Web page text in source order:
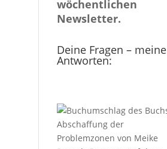
wöchentlichen
Newsletter.
Deine Fragen – meine
Antworten: